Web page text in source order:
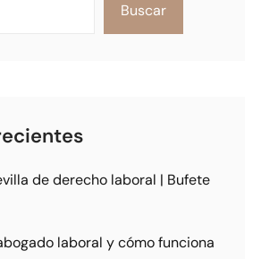
Buscar
de derecho laboral | Bufete
laboral y cómo funciona